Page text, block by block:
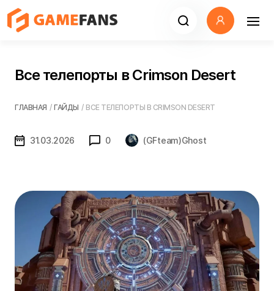
Все телепорты в Crimson Desert
ГЛАВНАЯ / ГАЙДЫ / ВСЕ ТЕЛЕПОРТЫ В CRIMSON DESERT
31.03.2026 0 (GFteam)Ghost